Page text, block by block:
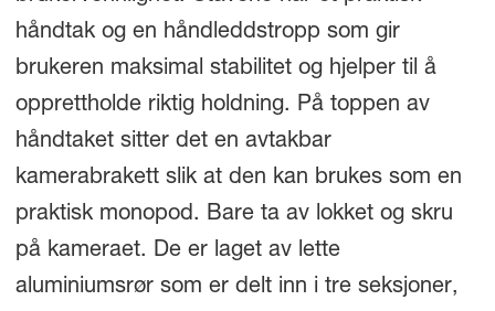
håndtak og en håndleddstropp som gir
brukeren maksimal stabilitet og hjelper til å
opprettholde riktig holdning. På toppen av
håndtaket sitter det en avtakbar
kamerabrakett slik at den kan brukes som en
praktisk monopod. Bare ta av lokket og skru
på kameraet. De er laget av lette
aluminiumsrør som er delt inn i tre seksjoner,